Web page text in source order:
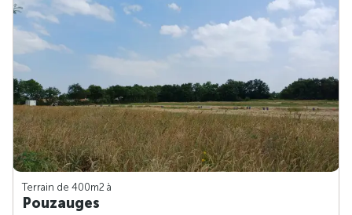
Terrain de 400m2 à
Pouzauges